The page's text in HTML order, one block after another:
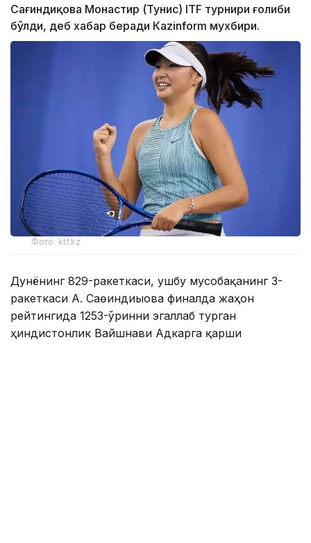
Сағиндиқова Монастир (Тунис) ITF турнири ғолиби
бўлди, деб хабар беради Каzinform мухбири.
Фото: ktf.kz
Дунёнинг 829-ракеткаси, ушбу мусобақанинг 3-
ракеткаси А. Саөиндиыова финалда жаҳон
рейтингида 1253-ўринни эгаллаб турган
ҳиндистонлик Вайшнави Адкарга қарши